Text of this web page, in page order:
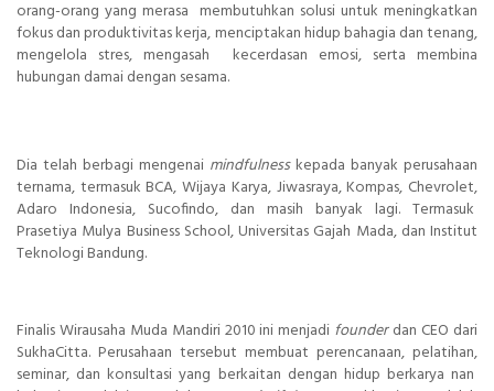
orang-orang yang merasa membutuhkan solusi untuk meningkatkan
fokus dan produktivitas kerja, menciptakan hidup bahagia dan tenang,
mengelola stres, mengasah kecerdasan emosi, serta membina
hubungan damai dengan sesama.
Dia telah berbagi mengenai mindfulnesskepada banyak perusahaan
ternama, termasuk BCA, Wijaya Karya, Jiwasraya, Kompas, Chevrolet,
Adaro Indonesia, Sucofindo, dan masih banyak lagi. Termasuk
Prasetiya Mulya Business School, Universitas Gajah Mada, dan Institut
Teknologi Bandung.
Finalis Wirausaha Muda Mandiri 2010 ini menjadi founderdan CEO dari
SukhaCitta. Perusahaan tersebut membuat perencanaan, pelatihan,
seminar, dan konsultasi yang berkaitan dengan hidup berkarya nan